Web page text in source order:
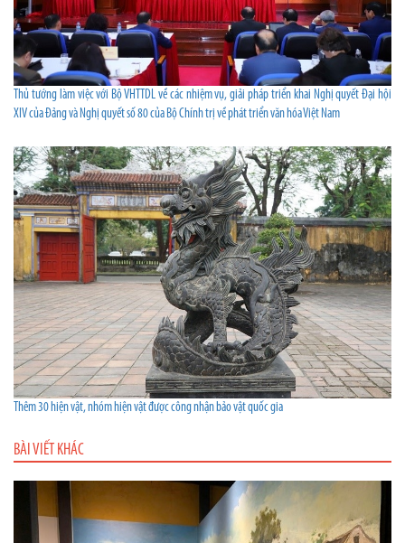
Thủ tướng làm việc với Bộ VHTTDL về các nhiệm vụ, giải pháp triển khai Nghị quyết Đại hội
XIV của Đảng và Nghị quyết số 80 của Bộ Chính trị về phát triển văn hóa Việt Nam
Thêm 30 hiện vật, nhóm hiện vật được công nhận bảo vật quốc gia
BÀI VIẾT KHÁC